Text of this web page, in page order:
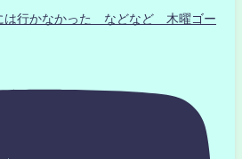
は行かなかった などなど 木曜ゴー